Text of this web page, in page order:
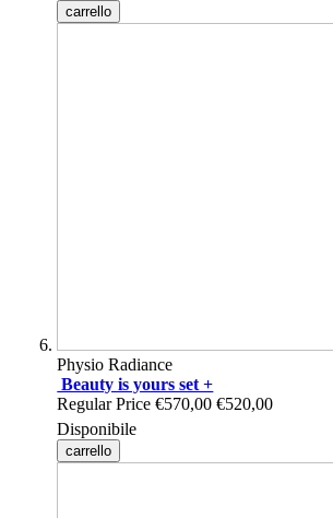
carrello
Physio Radiance
Beauty is yours set +
Regular Price €570,00 €520,00
Disponibile
carrello